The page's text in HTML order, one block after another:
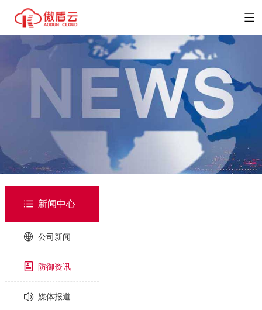
 新闻中心
 公司新闻
 防御资讯
 媒体报道